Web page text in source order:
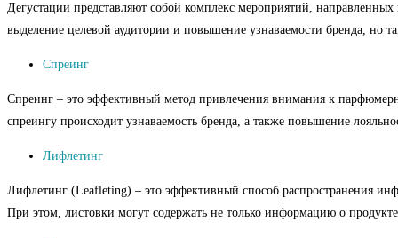
Дегустации представляют собой комплекс мероприятий,
выделение целевой аудитории и повышение узнаваемости бренда, но
Спреинг
Спреинг – это эффективный метод привлечения внимания к
спреингу происходит узнаваемость бренда, а также повышение
Лифлетинг
Лифлетинг (Leafleting) – это эффективный способ распространения
При этом, листовки могут содержать не только информацию о